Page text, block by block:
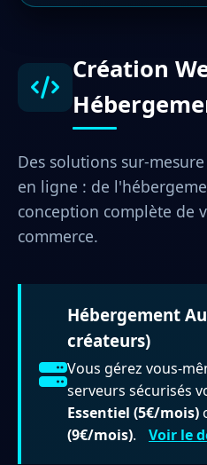
Création
Des solutions sur-
en ligne : de
conception complète de
commerce.
Hébergement
créateurs)
Vous gérez vous-
serveurs sécurisés
Essentiel (5€/mois)
(9€/mois). Voir le